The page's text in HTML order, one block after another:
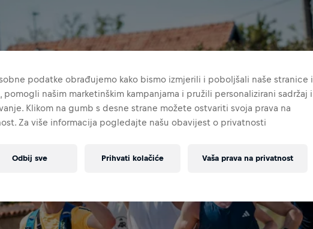
podatke obrađujemo kako bismo izmjerili i poboljšali naše stranice i
pomogli našim marketinškim kampanjama i pružili personalizirani sadržaj i
Klikom na gumb s desne strane možete ostvariti svoja prava na
Za više informacija pogledajte našu obavijest o privatnosti
Vaša prava na privatnost
Odbij sve Prihvati kolačiće